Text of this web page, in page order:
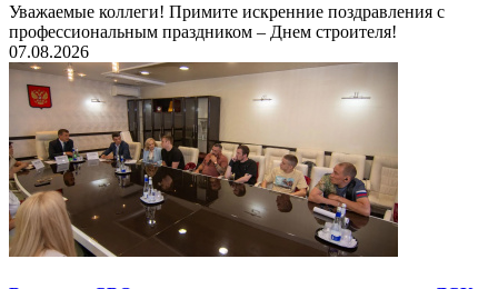
Уважаемые коллеги! Примите искренние поздравления с
профессиональным праздником – Днем строителя!
07.08.2026